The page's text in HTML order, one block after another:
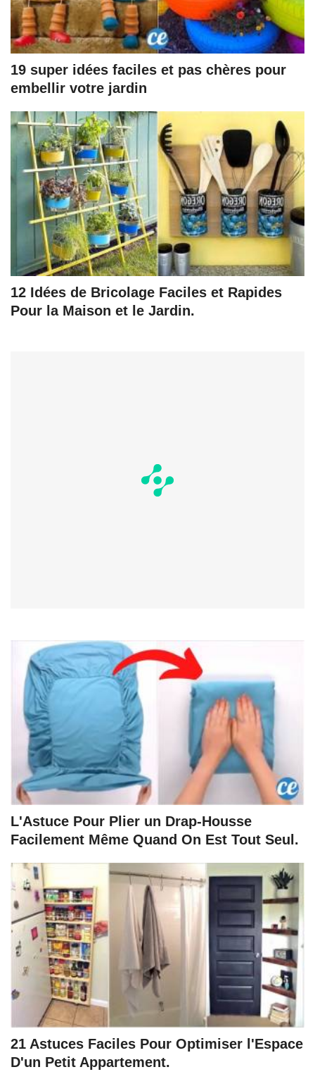
19 super idées faciles et pas chères pour
embellir votre jardin
12 Idées de Bricolage Faciles et Rapides
Pour la Maison et le Jardin.
L'Astuce Pour Plier un Drap-Housse
Facilement Même Quand On Est Tout Seul.
21 Astuces Faciles Pour Optimiser l'Espace
D'un Petit Appartement.